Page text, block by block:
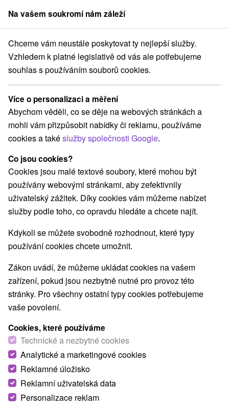
člen skupinySorger
kraj Veľký Meder Aquapark Thermal Corvinus Veľký Meder
Aquapark Thermal Corvinus Veľký
Meder
Domovská stránka Navigovat do místa
lkarolyi@corvinustermal.sk
Facebook
Promenádna 3221
932 01 Veľký Meder
GPS:
N +47° 50' 44.71''
E +17° 45' 39.17''
Na vašem soukromí nám záleží
Chceme vám neustále poskytovat ty nejlepší služby.
Vzhledem k platné legislativě od vás ale potřebujeme
souhlas s používáním souborů cookies.
Více o personalizaci a měření
Abychom věděli, co se děje na webových stránkách a
mohli vám přizpůsobit nabídky či reklamu, používáme
cookies a takéslužby společnosti Google.
Co jsou cookies?
Cookies jsou malé textové soubory, které mohou být
používány webovými stránkami, aby zefektivnily
uživatelský zážitek. Díky cookies vám můžeme nabízet
služby podle toho, co opravdu hledáte a chcete najít.
Kdykoli se můžete svobodně rozhodnout, které typy
používání cookies chcete umožnit.
Zákon uvádí, že můžeme ukládat cookies na vašem
zařízení, pokud jsou nezbytně nutné pro provoz této
stránky. Pro všechny ostatní typy cookies potřebujeme
vaše povolení.
Cookies, které používáme
Technické a nezbytné cookies
Analytické a marketingové cookies
Reklamné úložisko
Reklamní uživatelská data
Personalizace reklam